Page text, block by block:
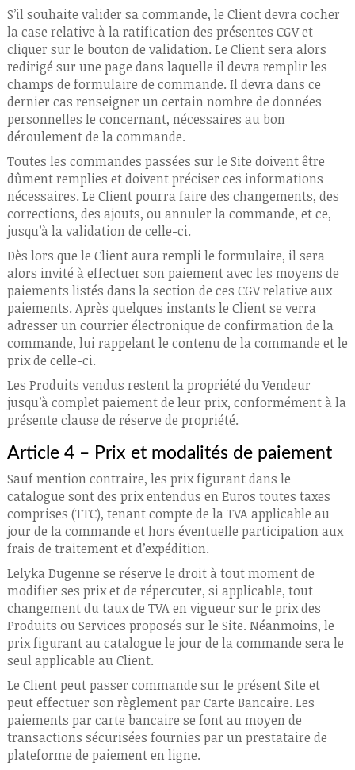
S’il souhaite valider sa commande, le Client devra cocher
la case relative à la ratification des présentes CGV et
cliquer sur le bouton de validation. Le Client sera alors
redirigé sur une page dans laquelle il devra remplir les
champs de formulaire de commande. Il devra dans ce
dernier cas renseigner un certain nombre de données
personnelles le concernant, nécessaires au bon
déroulement de la commande.
Toutes les commandes passées sur le Site doivent être
dûment remplies et doivent préciser ces informations
nécessaires. Le Client pourra faire des changements, des
corrections, des ajouts, ou annuler la commande, et ce,
jusqu’à la validation de celle-ci.
Dès lors que le Client aura rempli le formulaire, il sera
alors invité à effectuer son paiement avec les moyens de
paiements listés dans la section de ces CGV relative aux
paiements. Après quelques instants le Client se verra
adresser un courrier électronique de confirmation de la
commande, lui rappelant le contenu de la commande et le
prix de celle-ci.
Les Produits vendus restent la propriété du Vendeur
jusqu’à complet paiement de leur prix, conformément à la
présente clause de réserve de propriété.
Article 4 – Prix et modalités de paiement
Sauf mention contraire, les prix figurant dans le
catalogue sont des prix entendus en Euros toutes taxes
comprises (TTC), tenant compte de la TVA applicable au
jour de la commande et hors éventuelle participation aux
frais de traitement et d’expédition.
Lelyka Dugenne se réserve le droit à tout moment de
modifier ses prix et de répercuter, si applicable, tout
changement du taux de TVA en vigueur sur le prix des
Produits ou Services proposés sur le Site. Néanmoins, le
prix figurant au catalogue le jour de la commande sera le
seul applicable au Client.
Le Client peut passer commande sur le présent Site et
peut effectuer son règlement par Carte Bancaire. Les
paiements par carte bancaire se font au moyen de
transactions sécurisées fournies par un prestataire de
plateforme de paiement en ligne.